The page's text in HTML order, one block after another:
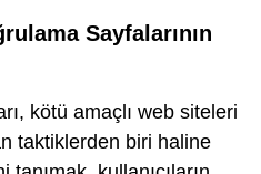
Sayfalarının
kötü amaçlı web siteleri
taktiklerden biri haline